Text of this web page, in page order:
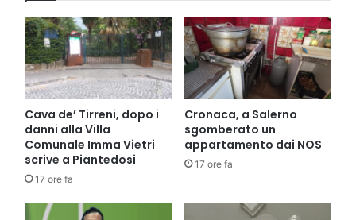
Cava de’ Tirreni, dopo i
danni alla Villa
Comunale Imma Vietri
scrive a Piantedosi
17 ore fa
Cronaca, a Salerno
sgomberato un
appartamento dai NOS
17 ore fa